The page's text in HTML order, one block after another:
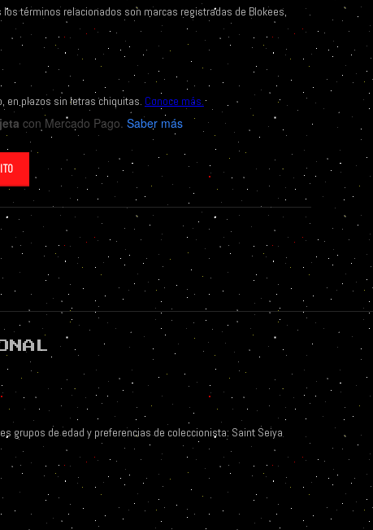
los términos relacionados son marcas registradas de Blokees,
con Mercado Pago. Saber más
grupos de edad y preferencias de coleccionista: Saint Seiya